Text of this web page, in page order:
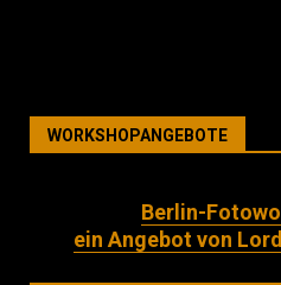
WORKSHOPANGEBOTE
Berlin-
ein Angebot von